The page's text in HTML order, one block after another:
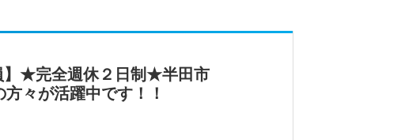
】★完全週休２日制★半田市
々が活躍中です！！